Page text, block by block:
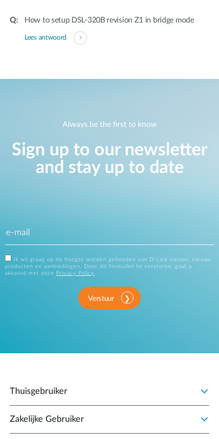
How to setup DSL-320B revision Z1 in bridge mode
Lees antwoord
Always be the first to know
Sign up to our newsletter
and stay up to date
Ik wil graag op de hoogte worden gehouden van D-Link nieuws, nieuwe
producten en aanbiedingen. Door dit formulier te versturen, gaat u
akkoord met onze
Privacy Policy .
Verstuur
Thuisgebruiker
Zakelijke Gebruiker